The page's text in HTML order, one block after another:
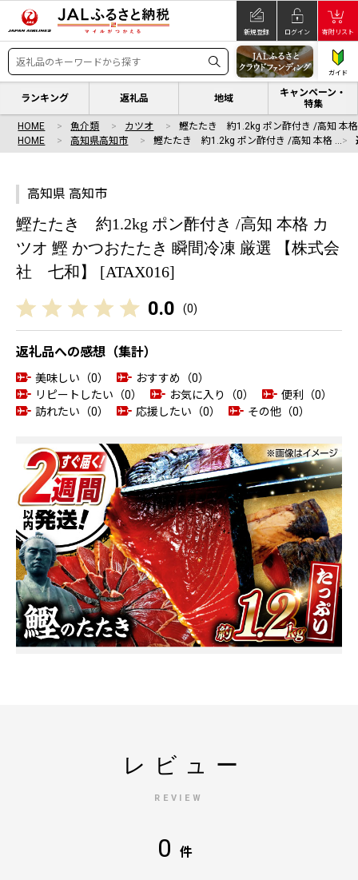
新規登録 ログイン 寄附リスト
ガイド
ランキング 返礼品 地域
キャンペーン・
特集
HOME 魚介類 カツオ
鰹たたき 約1.2kg ポン酢付き /高知 本
HOME
高知県高知市 鰹たたき 約1.2kg ポン酢付き /高知 本格 …
高知県 高知市
鰹たたき 約1.2kg ポン酢付き /高知 本格 カ
ツオ 鰹 かつおたたき 瞬間冷凍 厳選 【株式会
社 七和】 [ATAX016]
0.0 (0)
返礼品への感想（集計）
美味しい（0）
おすすめ（0）
リピートしたい（0）
お気に入り（0）
便利（0）
訪れたい（0）
応援したい（0） その他（0）
レビュー
REVIEW
0 件